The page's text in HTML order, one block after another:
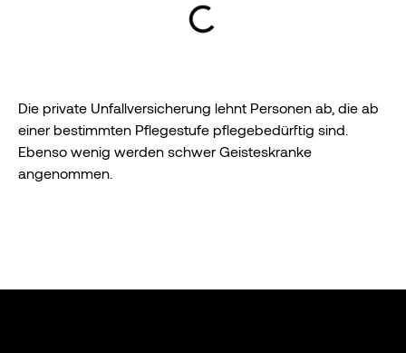
Die private Unfallversicherung lehnt Personen ab, die ab
einer bestimmten Pflegestufe pflegebedürftig sind.
Ebenso wenig werden schwer Geisteskranke
angenommen.